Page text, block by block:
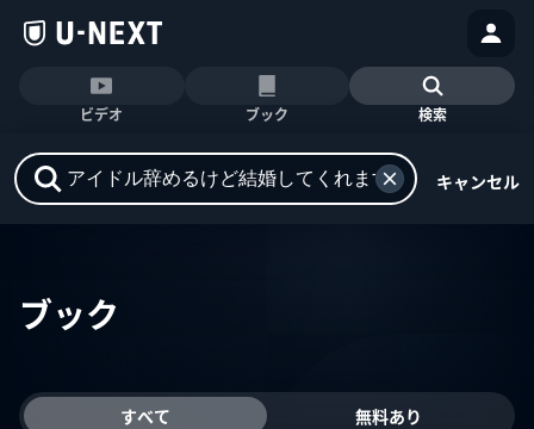
ビデオ ブック 検索
キャンセル
ブック
すべて 無料あり